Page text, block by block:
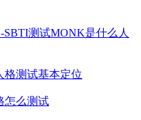
测试MONK是什么人
格测试基本定位
怎么测试